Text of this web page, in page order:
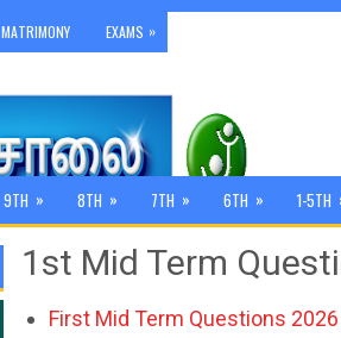
MATRIMONY EXAMS »
9TH » 8TH » 7TH » 6TH » 1-5TH
1st Mid Term
First Mid Term Questions 2026